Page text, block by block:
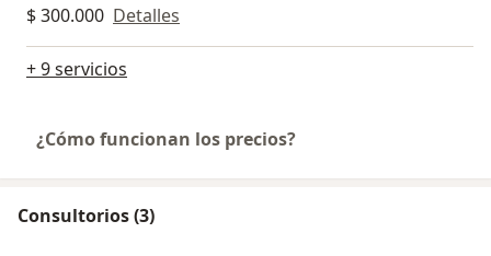
$ 300.000 Detalles
+ 9 servicios
¿Cómo funcionan los precios?
Consultorios (3)